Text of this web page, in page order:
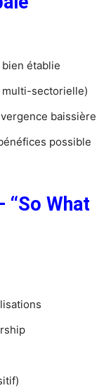
établie
multi-sectorielle)
baissière
possible
“So What